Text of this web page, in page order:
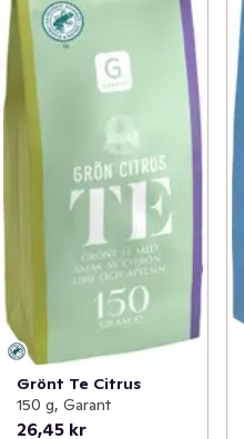
Grönt Te Citrus
150 g, Garant
26,45 kr